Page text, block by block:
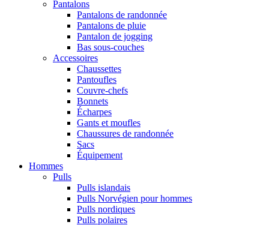
Pantalons
Pantalons de randonnée
Pantalons de pluie
Pantalon de jogging
Bas sous-couches
Accessoires
Chaussettes
Pantoufles
Couvre-chefs
Bonnets
Écharpes
Gants et moufles
Chaussures de randonnée
Sacs
Équipement
Hommes
Pulls
Pulls islandais
Pulls Norvégien pour hommes
Pulls nordiques
Pulls polaires